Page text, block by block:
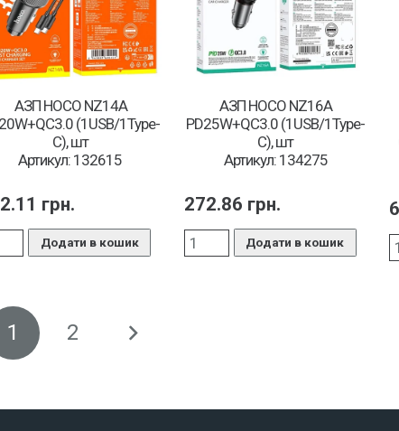
АЗП HOCO NZ14A
(1USB/1Type-
C), шт
Артикул: 132615
грн.
Додати в кошик
АЗП HOCO NZ16A
PD25W+QC3.0 (1USB/1Type-
C), шт
Артикул: 134275
272.86 грн.
Додати в кошик
1 2